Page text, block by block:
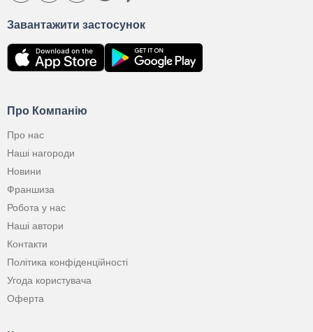
Про Компанію
Про нас
Наші нагороди
Новини
Франшиза
Робота у нас
Наші автори
Контакти
Політика конфіденційності
Угода користувача
Оферта
Завантажити застосунок